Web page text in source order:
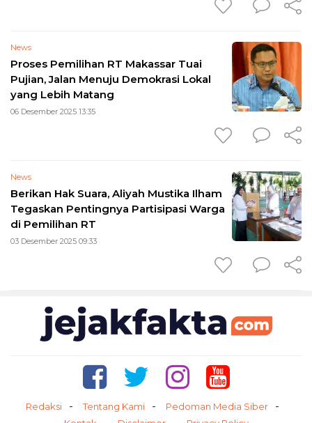
News
Proses Pemilihan RT Makassar Tuai
Pujian, Jalan Menuju Demokrasi Lokal
yang Lebih Matang
06 Desember 2025 13:35
News
Berikan Hak Suara, Aliyah Mustika Ilham
Tegaskan Pentingnya Partisipasi Warga
di Pemilihan RT
03 Desember 2025 09:33
Redaksi Tentang Kami
Pedoman Media Siber